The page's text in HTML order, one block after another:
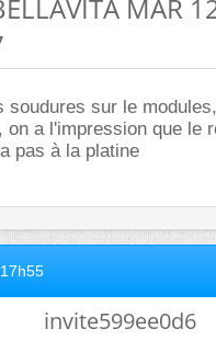
MAR
soudures sur le
on a l'impression que le
pas à la platine
17h55
invite599ee0d6